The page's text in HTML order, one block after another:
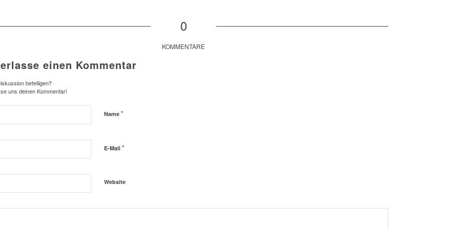
0
KOMMENTARE
einen Kommentar
beteiligen?
uns deinen Kommentar!
Name *
E-Mail *
Website